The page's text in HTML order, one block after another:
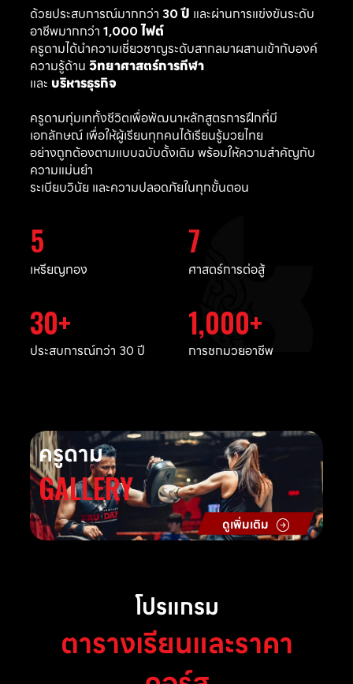
ด้วยประสบการณ์มากกว่า 30 ปี และผ่านการแข่งขันระดับ
อาชีพมากกว่า 1,000 ไฟต์
ครูดามได้นำความเชี่ยวชาญระดับสากลมาผสานเข้ากับองค์
ความรู้ด้าน วิทยาศาสตร์การกีฬา
และ บริหารธุรกิจ
ครูดามทุ่มเททั้งชีวิตเพื่อพัฒนาหลักสูตรการฝึกที่มี
เอกลักษณ์ เพื่อให้ผู้เรียนทุกคนได้เรียนรู้มวยไทย
อย่างถูกต้องตามแบบฉบับดั้งเดิม พร้อมให้ความสำคัญกับ
ความแม่นยำ
ระเบียบวินัย และความปลอดภัยในทุกขั้นตอน
5
เหรียญทอง
7
ศาสตร์การต่อสู้
30
ประสบการณ์กว่า 30 ปี
1,000
การชกมวยอาชีพ
ครูดาม
GALLERY
ดูเพิ่มเติม
โปรแกรม
ตารางเรียนและราคา